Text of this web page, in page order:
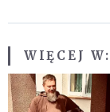
WIĘCEJ W: